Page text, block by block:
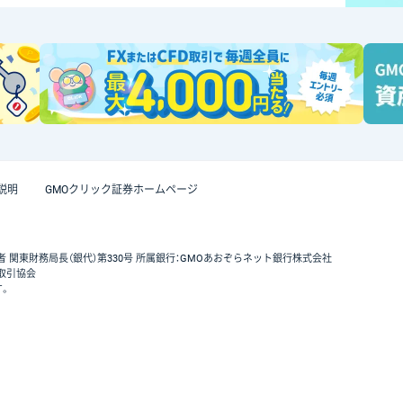
明 GMOクリック証券ホームページ
東財務局長（銀代）第330号 所属銀行：GMOあおぞらネット銀行株式会社
引協会